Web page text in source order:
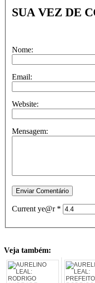
SUA VEZ DE
Nome:
Email:
Website:
Mensagem:
Current ye@r *
Veja também: